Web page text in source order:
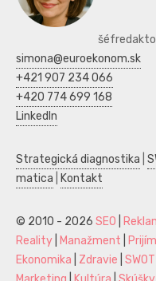
simona@euroekonom.sk
+421 907 234 066
+420 774 699 168
LinkedIn
Strategická diagnostika
matica
Kontakt
© 2010 - 2026 SEO
Reality
Manažment
Ekonomika
Zdravie SWOT